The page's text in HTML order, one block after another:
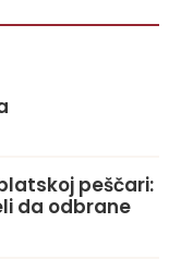
peščari:
da odbrane